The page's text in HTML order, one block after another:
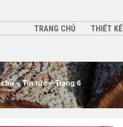
THIẾT KẾ
TRANG CHỦ
»Tin tức»Trang 6